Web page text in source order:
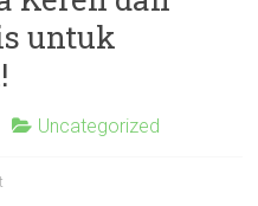
untuk
Uncategorized